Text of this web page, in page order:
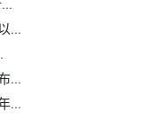
...
...
...